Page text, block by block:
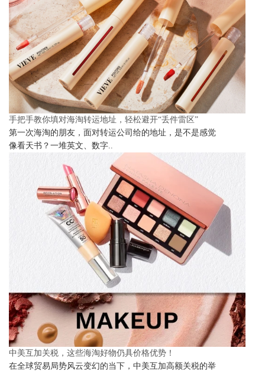
手把手教你填对海淘转运地址，轻松避开“丢件雷区”
第一次海淘的朋友，面对转运公司给的地址，是不是感觉
像看天书？一堆英文、数字..
中美互加关税，这些海淘好物仍具价格优势！
在全球贸易局势风云变幻的当下，中美互加高额关税的举